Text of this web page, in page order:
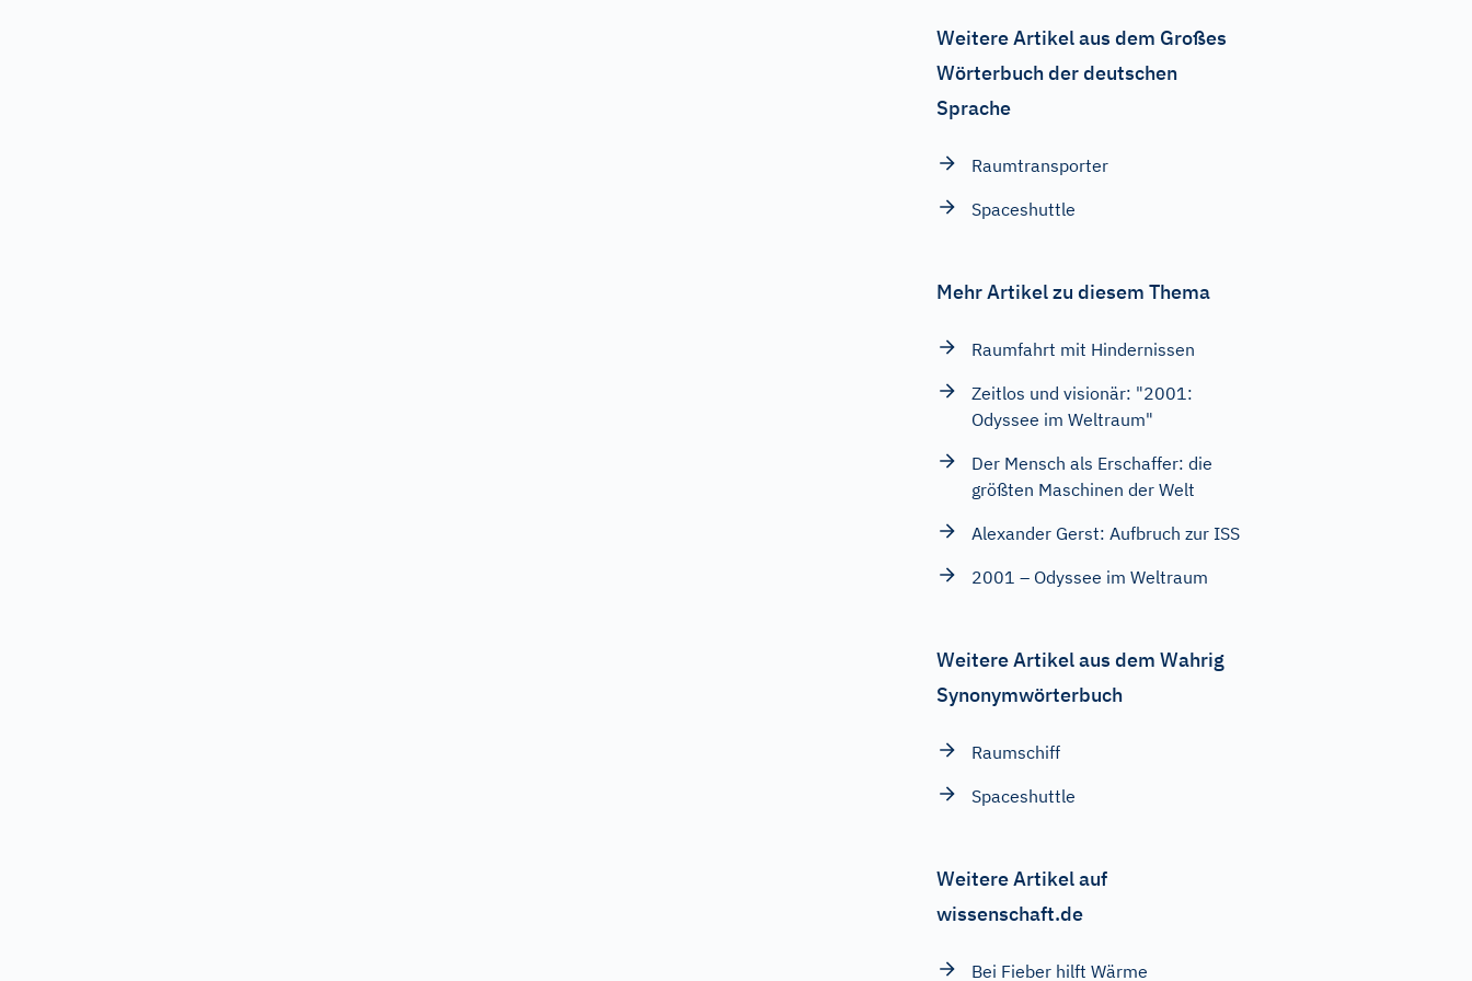
Weitere Artikel aus dem Großes
Wörterbuch der deutschen
Sprache
Raumtransporter
Spaceshuttle
Mehr Artikel zu diesem Thema
Raumfahrt mit Hindernissen
Zeitlos und visionär: "2001:
Odyssee im Weltraum"
Der Mensch als Erschaffer: die
größten Maschinen der Welt
Alexander Gerst: Aufbruch zur ISS
2001 – Odyssee im Weltraum
Weitere Artikel aus dem Wahrig
Synonymwörterbuch
Raumschiff
Spaceshuttle
Weitere Artikel auf
wissenschaft.de
Bei Fieber hilft Wärme